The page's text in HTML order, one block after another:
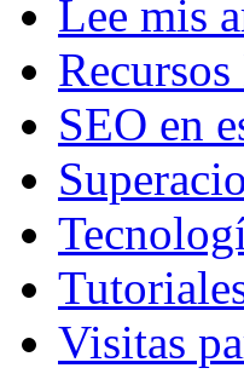
Lee mis
SEO en
Visitas